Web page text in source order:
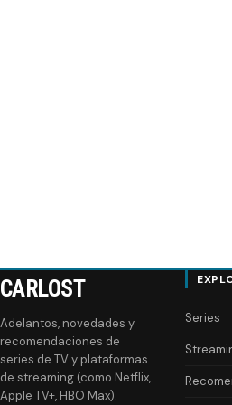
CARLOST
Adelantos, novedades y
recomendaciones de
series de TV y plataformas
de streaming (como Netflix,
Apple TV+, HBO Max).
Series